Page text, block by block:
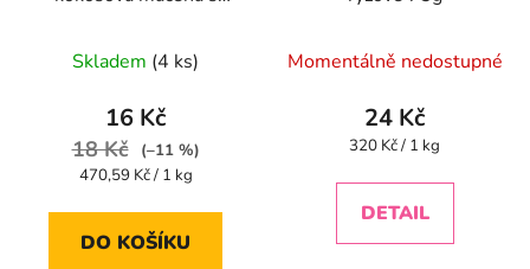
hodnocení
produktu
je
5,0
5
Skladem (4 ks)
16 Kč
18 Kč
(–11 %)
Měrná
470,59 Kč / 1 kg
DO KOŠÍKU
hodnocení
produktu
je
z
Momentálně nedostupné
24 Kč
Měrná
320 Kč / 1 kg
DETAIL